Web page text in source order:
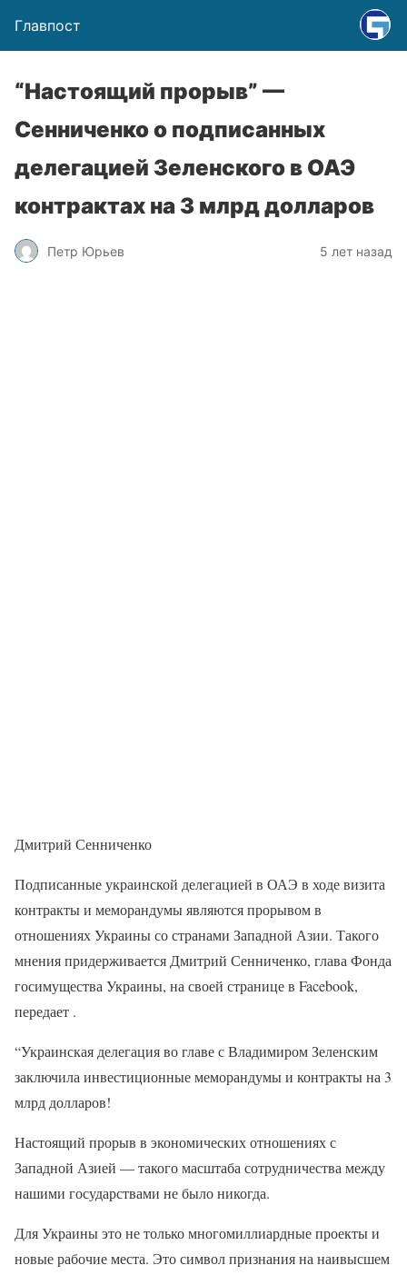
Главпост
“Настоящий прорыв” —
Сенниченко о подписанных
делегацией Зеленского в ОАЭ
контрактах на 3 млрд долларов
Петр Юрьев 5 лет назад
Дмитрий Сенниченко
Подписанные украинской делегацией в ОАЭ в ходе визита
контракты и меморандумы являются прорывом в
отношениях Украины со странами Западной Азии. Такого
мнения придерживается Дмитрий Сенниченко, глава Фонда
госимущества Украины, на своей странице в Facebook,
передает .
“Украинская делегация во главе с Владимиром Зеленским
заключила инвестиционные меморандумы и контракты на 3
млрд долларов!
Настоящий прорыв в экономических отношениях с
Западной Азией — такого масштаба сотрудничества между
нашими государствами не было никогда.
Для Украины это не только многомиллиардные проекты и
новые рабочие места. Это символ признания на наивысшем